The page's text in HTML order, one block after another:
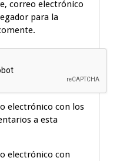
correo electrónico
para la
electrónico con los
a esta
electrónico con